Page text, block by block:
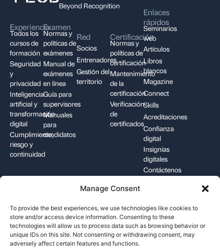
Manage Consent
To provide the best experiences, we use technologies like cookies to
store and/or access device information. Consenting to these
technologies will allow us to process data such as browsing behavior or
unique IDs on this site. Not consenting or withdrawing consent, may
adversely affect certain features and functions.
Beyond Recognition
Experiencia
Todos los
cursos de
formación
Seguridad
y
privacidad
Inteligencia
artificial y
transformación
digital
Cumplimiento,
riesgo y
continuidad
Examen
Normas y
políticas de
exámenes
Manual de
exámenes
en línea
Guía para
supervisores
Manuales
para
candidatos
Red
Socios
Entrenadores
Gestión del
territorio
Certificación
Normas y
políticas de
certificación
Mantenimiento
de la
certificación
Verificación
de
certificados
Enlaces
rápidos
Seminarios
web
Artículos
Libros
blancos
Magazine
Connect
Skills
Acreditaciones
Confianza
digital
Insignias
digitales
Contáctenos
Términos y Privacidad de los Política de